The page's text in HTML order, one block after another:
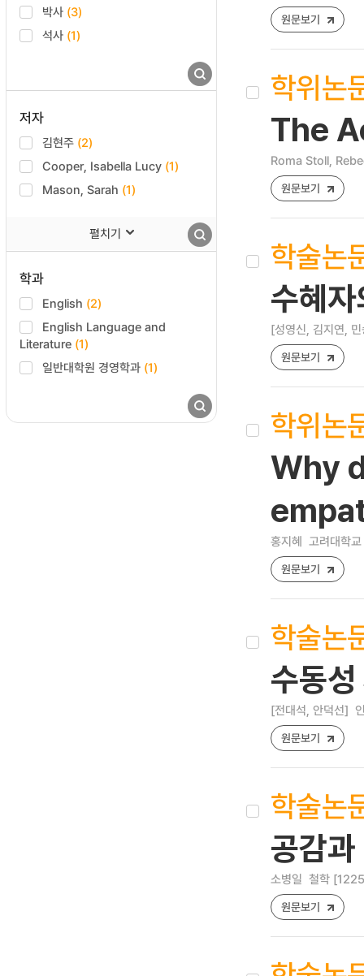
박사 (3)
석사 (1)
저자
김현주 (2)
Cooper, Isabella Lucy (1)
Mason, Sarah (1)
펼치기
학과
English (2)
English Language and
Literature (1)
일반대학원 경영학과 (1)
원문보기
학위논
The
Roma Stoll,
원문보기
학술논
수혜
[성영신, 김지연,
원문보기
학위논
Why
홍지혜 고려대학
원문보기
학술논
수동
[전대석, 안덕선]
원문보기
학술논
공감
소병일 철학
원문보기